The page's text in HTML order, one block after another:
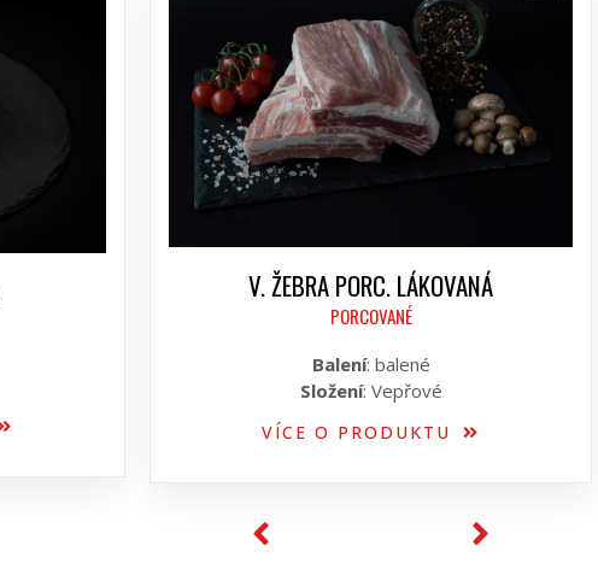
V. ŽEBRA PORC. LÁKOVANÁ
PORCOVANÉ
Balení: balené
Složení: Vepřové
VÍCE O PRODUKTU